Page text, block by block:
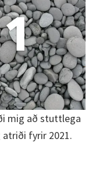
mig að stuttlega
fyrir 2021.